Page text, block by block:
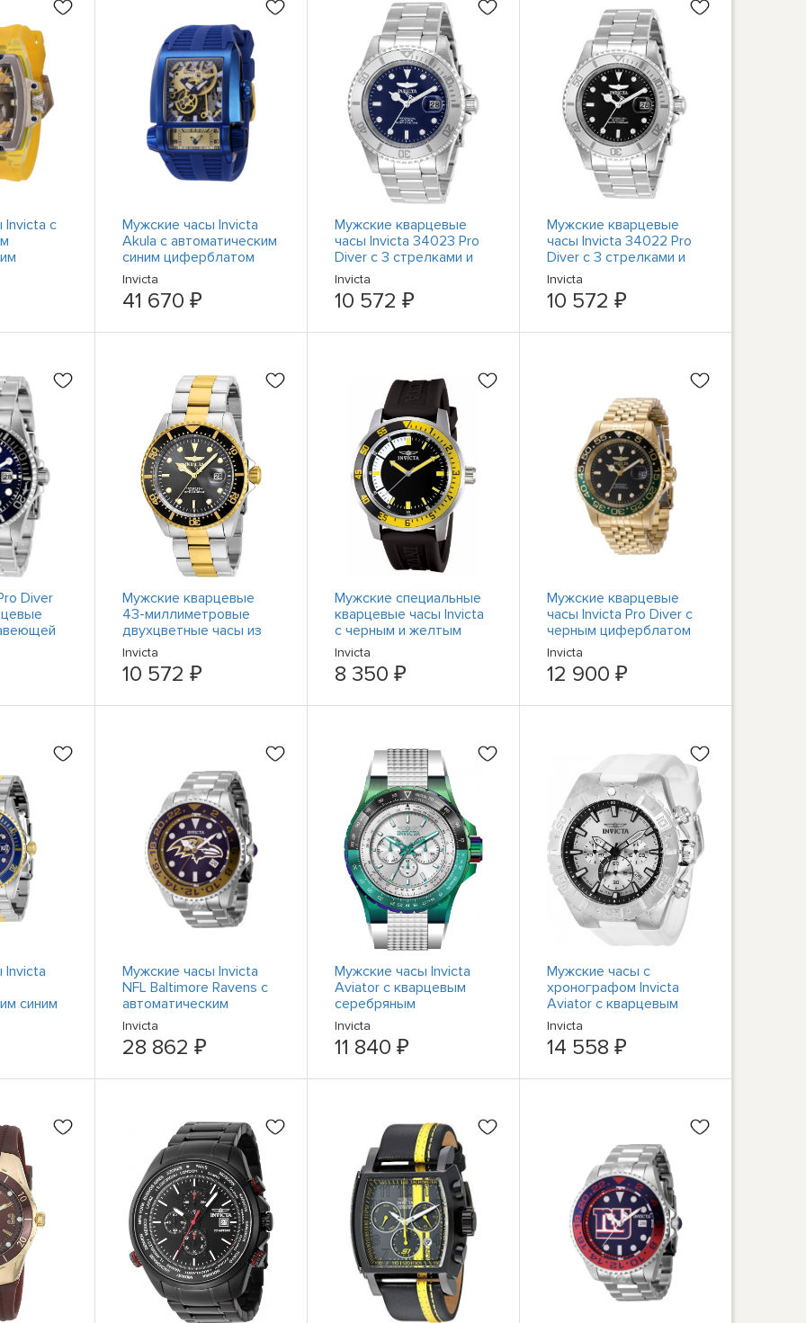
Invicta с
виде
Мужские часы Invicta
Akula с автоматическим
синим циферблатом
41730
Invicta
41 670 ₽
Мужские кварцевые
часы Invicta 34023 Pro
Diver с 3 стрелками и
синим циферблатом из
нержавеющей стали
Invicta
10 572 ₽
Мужские кварцевые
часы Invicta 34022 Pro
Diver с 3 стрелками и
черным циферблатом
из нержавеющей стали
Invicta
10 572 ₽
Diver
мм
Мужские кварцевые
43-миллиметровые
двухцветные часы из
нержавеющей стали
Invicta 22057 Pro Diver
Invicta
10 572 ₽
Мужские специальные
кварцевые часы Invicta
с черным и желтым
циферблатом, черные
силиконовые часы
12846
Invicta
8 350 ₽
Мужские кварцевые
часы Invicta Pro Diver с
черным циферблатом
44526
Invicta
12 900 ₽
Invicta
синим
Мужские часы Invicta
NFL Baltimore Ravens с
автоматическим
фиолетовым
циферблатом 45039
Invicta
28 862 ₽
Мужские часы Invicta
Aviator с кварцевым
серебряным
циферблатом 44611
Invicta
11 840 ₽
Мужские часы с
хронографом Invicta
Aviator с кварцевым
серебряным
циферблатом 37634
Invicta
14 558 ₽